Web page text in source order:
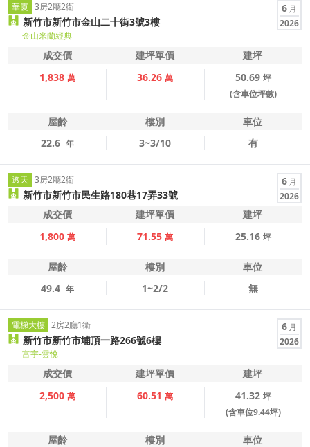
華廈 3房2廳2衛
新竹市新竹市金山二十街3號3樓
金山米蘭經典
6 月
2026
成交價 建坪單價
建坪
1,838 萬 36.26 萬 50.69 坪
(含車位坪數)
屋齡 樓別
車位
22.6 年 3~3/10 有
透天 3房2廳2衛
新竹市新竹市民生路180巷17弄33號
6 月
2026
成交價 建坪單價
建坪
1,800 萬 71.55 萬 25.16 坪
屋齡 樓別
車位
49.4 年 1~2/2 無
電梯大樓 2房2廳1衛
新竹市新竹市埔頂一路266號6樓
富宇-雲悅
6 月
2026
成交價 建坪單價
建坪
2,500 萬 60.51 萬 41.32 坪
(含車位9.44坪)
屋齡 樓別
車位